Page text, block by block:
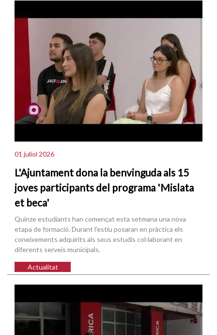
01 juliol 2026
L'Ajuntament dona la benvinguda als 15
joves participants del programa 'Mislata
et beca'
Quinze estudiants han començat esta setmana una nova
etapa de formació. Durant l'estiu posaran en pràctica els
coneixements adquirits als seus estudis col·laborant en
diferents serveis municipals.
Actualitat